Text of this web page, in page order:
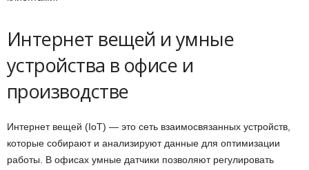
Интернет вещей и умные
устройства в офисе и
производстве
Интернет вещей (IoT) — это сеть взаимосвязанных устройств,
которые собирают и анализируют данные для оптимизации
работы. В офисах умные датчики позволяют регулировать